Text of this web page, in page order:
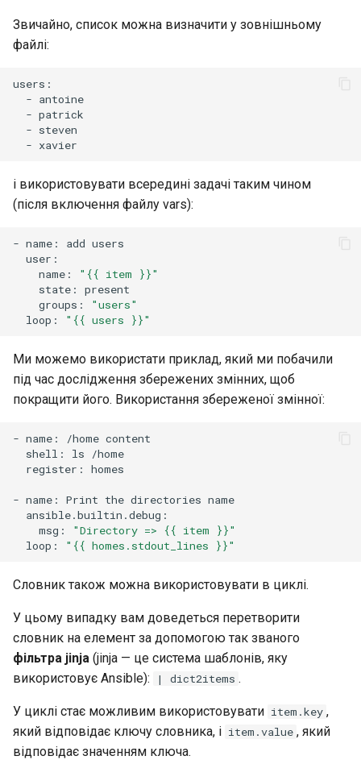
Звичайно, список можна визначити у зовнішньому
файлі:
-
-
-
-
і використовувати всередині задачі таким чином
(після включення файлу vars):
- name: add
name:
"{{ item }}"
state:
groups:
"users"
loop:
"{{ users }}"
Ми можемо використати приклад, який ми побачили
під час дослідження збережених змінних, щоб
покращити його. Використання збереженої змінної:
- name: /home
shell:
ls
register:
homes
- name: Print the directories
msg:
"Directory => {{ item }}"
loop:
"{{ homes.stdout_lines }}"
Словник також можна використовувати в циклі.
У цьому випадку вам доведеться перетворити
словник на елемент за допомогою так званого
фільтра jinja (jinja — це система шаблонів, яку
використовує Ansible):
| dict2items .
У циклі стає можливим використовувати item.key ,
який відповідає ключу словника, і item.value , який
відповідає значенням ключа.